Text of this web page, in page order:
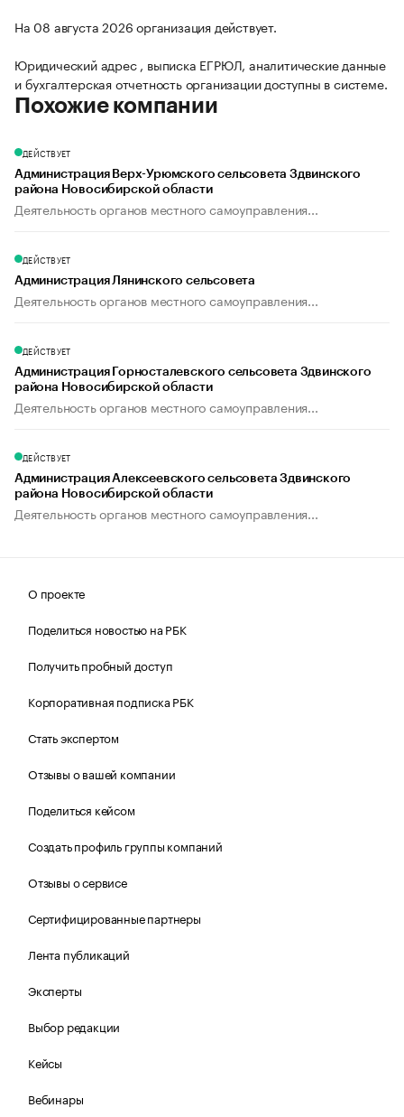
На 08 августа 2026 организация действует.
Юридический адрес , выписка ЕГРЮЛ, аналитические данные
и бухгалтерская отчетность организации доступны в системе.
Похожие компании
ДЕЙСТВУЕТ
Администрация Верх-Урюмского сельсовета Здвинского
района Новосибирской области
Деятельность органов местного самоуправления...
ДЕЙСТВУЕТ
Администрация Лянинского сельсовета
Деятельность органов местного самоуправления...
ДЕЙСТВУЕТ
Администрация Горносталевского сельсовета Здвинского
района Новосибирской области
Деятельность органов местного самоуправления...
ДЕЙСТВУЕТ
Администрация Алексеевского сельсовета Здвинского
района Новосибирской области
Деятельность органов местного самоуправления...
О проекте
Поделиться новостью на РБК
Получить пробный доступ
Корпоративная подписка РБК
Стать экспертом
Отзывы о вашей компании
Поделиться кейсом
Создать профиль группы компаний
Отзывы о сервисе
Сертифицированные партнеры
Лента публикаций
Эксперты
Выбор редакции
Кейсы
Вебинары